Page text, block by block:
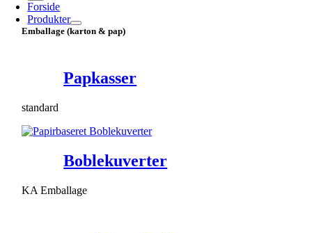
Forside
Produkter
Emballage (karton & pap)
Papkasser
standard
Boblekuverter
KA Emballage